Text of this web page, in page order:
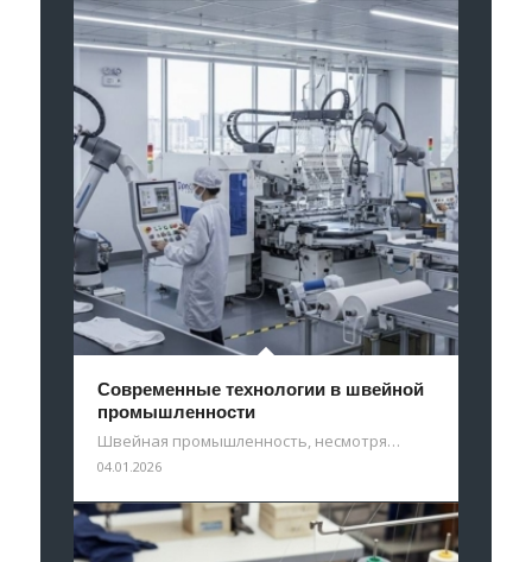
Современные технологии в швейной
промышленности
Швейная промышленность, несмотря…
04.01.2026